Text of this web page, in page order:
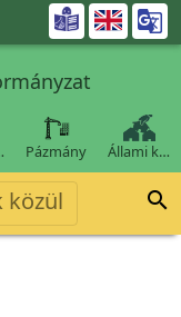

Pázmány Állami k…
közül 